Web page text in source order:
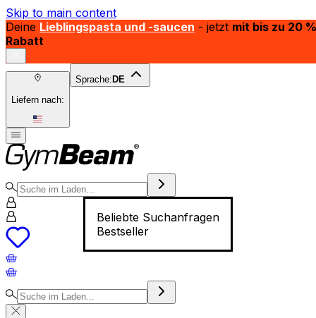
Skip to main content
Deine Lieblingspasta und -saucen - jetzt mit bis zu 20 %
Rabatt
Liefern nach:
Sprache: DE
Beliebte Suchanfragen
Bestseller